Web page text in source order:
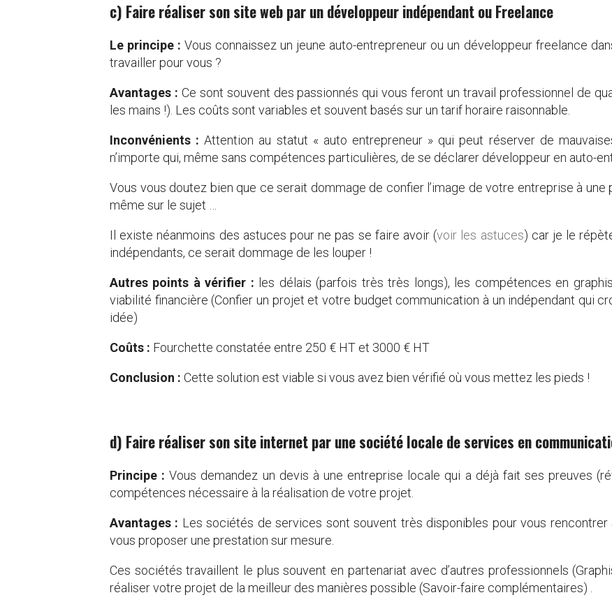
c) Faire réaliser son site web par un développeur indépendant ou Freelance
Le principe : Vous connaissez un jeune auto-entrepreneur ou un développeur freelance
travailler pour vous ?
Avantages : Ce sont souvent des passionnés qui vous feront un travail professionnel de
les mains !). Les coûts sont variables et souvent basés sur un tarif horaire raisonnable.
Inconvénients : Attention au statut « auto entrepreneur » qui peut réserver de
n’importe qui, même sans compétences particulières, de se déclarer développeur en auto-
Vous vous doutez bien que ce serait dommage de confier l’image de votre entreprise à une
même sur le sujet …
Il existe néanmoins des astuces pour ne pas se faire avoir (voir les astuces) car je le
indépendants, ce serait dommage de les louper !
Autres points à vérifier : les délais (parfois très très longs), les compétences en
viabilité financière (Confier un projet et votre budget communication à un indépendant qui
idée)
Coûts : Fourchette constatée entre 250 € HT et 3000 € HT
Conclusion : Cette solution est viable si vous avez bien vérifié où vous mettez les pieds !
d) Faire réaliser son site internet par une société locale de services en
Principe : Vous demandez un devis à une entreprise locale qui a déjà fait ses preuves
compétences nécessaire à la réalisation de votre projet.
Avantages : Les sociétés de services sont souvent très disponibles pour vous
vous proposer une prestation sur mesure.
Ces sociétés travaillent le plus souvent en partenariat avec d’autres professionnels
réaliser votre projet de la meilleur des manières possible (Savoir-faire complémentaires) .